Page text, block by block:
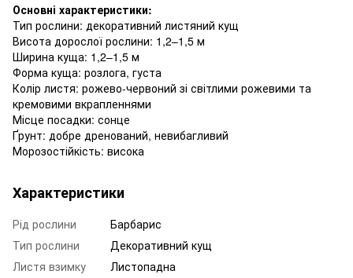
Основні характеристики:
Тип рослини: декоративний листяний кущ
Висота дорослої рослини: 1,2–1,5 м
Ширина куща: 1,2–1,5 м
Форма куща: розлога, густа
Колір листя: рожево-червоний зі світлими рожевими та
кремовими вкрапленнями
Місце посадки: сонце
Ґрунт: добре дренований, невибагливий
Морозостійкість: висока
Характеристики
Рід рослини
Барбарис
Тип рослини
Декоративний кущ
Листя взимку
Листопадна